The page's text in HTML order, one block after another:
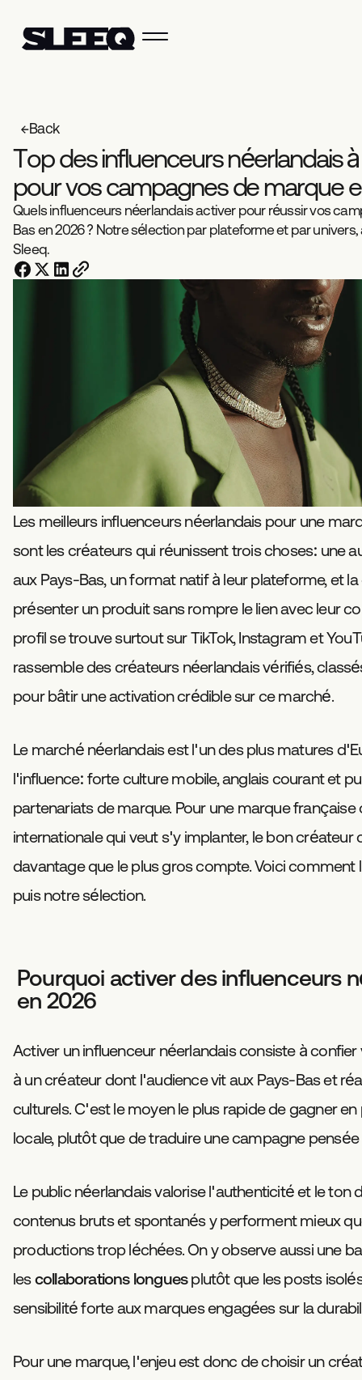
Back
Topdesinfluenceurs néerlandaisà
pourvoscampagnes de marquee
Quels influenceurs néerlandais activer pour réussir vos
Bas en 2026 ? Notre sélection par plateforme et par
Sleeq.
Les meilleurs influenceurs néerlandais pour une
sont les créateurs qui réunissent trois choses: une
aux Pays-Bas, un format natif à leur plateforme, et
présenter un produit sans rompre le lien avec leur
profil se trouve surtout sur TikTok, Instagram et
rassemble des créateurs néerlandais vérifiés,
pour bâtir une activation crédible sur ce marché.
Le marché néerlandais est l'un des plus matures
l'influence: forte culture mobile, anglais courant et
partenariats de marque. Pour une marque française
internationale qui veut s'y implanter, le bon créateur
davantage que le plus gros compte. Voici comment
puis notre sélection.
Pourquoi activer des influenceurs
en 2026
Activer un influenceur néerlandais consiste à
à un créateur dont l'audience vit aux Pays-Bas et
culturels. C'est le moyen le plus rapide de gagner
locale, plutôt que de traduire une campagne pensée
Le public néerlandais valorise l'authenticité et le ton
contenus bruts et spontanés y performent mieux
productions trop léchées. On y observe aussi une
lescollaborations longuesplutôt que les posts
sensibilité forte aux marques engagées sur la
Pour une marque, l'enjeu est donc de choisir un